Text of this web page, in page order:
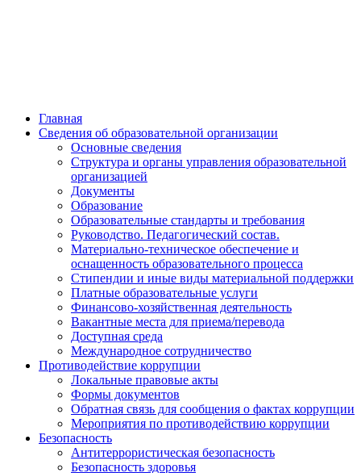
Главная
Сведения об образовательной организации
Основные сведения
Структура и органы управления образовательной
организацией
Документы
Образование
Образовательные стандарты и требования
Руководство. Педагогический состав.
Материально-техническое обеспечение и
оснащенность образовательного процесса
Стипендии и иные виды материальной поддержки
Платные образовательные услуги
Финансово-хозяйственная деятельность
Вакантные места для приема/перевода
Доступная среда
Международное сотрудничество
Противодействие коррупции
Локальные правовые акты
Формы документов
Обратная связь для сообщения о фактах коррупции
Мероприятия по противодействию коррупции
Безопасность
Антитеррористическая безопасность
Безопасность здоровья